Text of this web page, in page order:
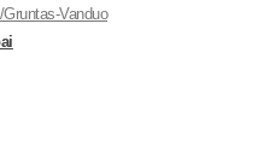
Vanduo